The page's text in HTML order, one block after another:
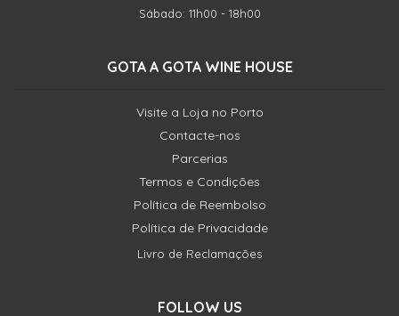
Sábado: 11h00 - 18h00
GOTA A GOTA WINE HOUSE
Visite a Loja no Porto
Contacte-nos
Parcerias
Termos e Condições
Política de Reembolso
Política de Privacidade
Livro de Reclamações
FOLLOW US